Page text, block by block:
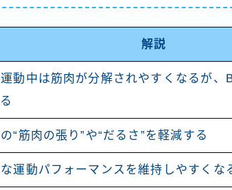
解説
動中は筋肉が分解されやすくなるが、
“筋肉の張り”や“だるさ”を軽減する
運動パフォーマンスを維持しやすくな